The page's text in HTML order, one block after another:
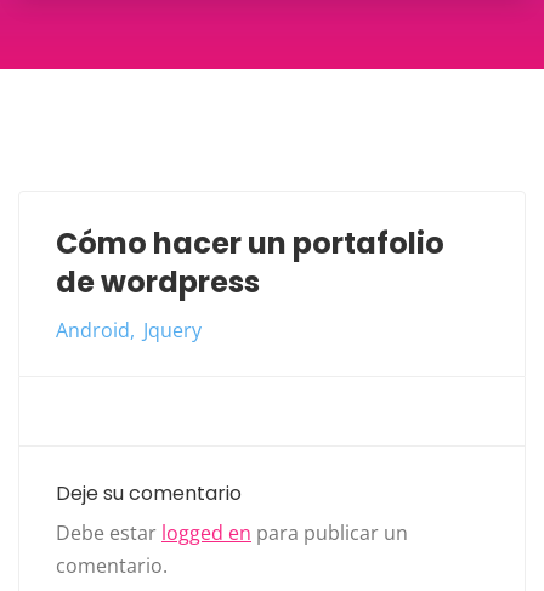
Cómo hacer un portafolio
de wordpress
Android Jquery
Deje su comentario
Debe estar logged en para publicar un
comentario.